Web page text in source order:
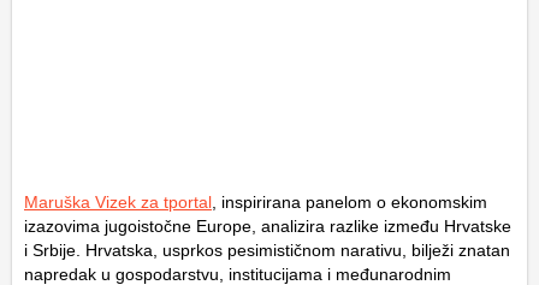
Maruška Vizek za tportal , inspirirana panelom o ekonomskim
izazovima jugoistočne Europe, analizira razlike između Hrvatske
i Srbije. Hrvatska, usprkos pesimističnom narativu, bilježi znatan
napredak u gospodarstvu, institucijama i međunarodnim